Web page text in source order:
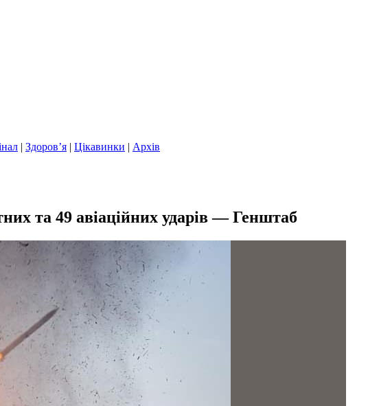
| Здоров’я | Цікавинки | Архів
та 49 авіаційних ударів — Генштаб